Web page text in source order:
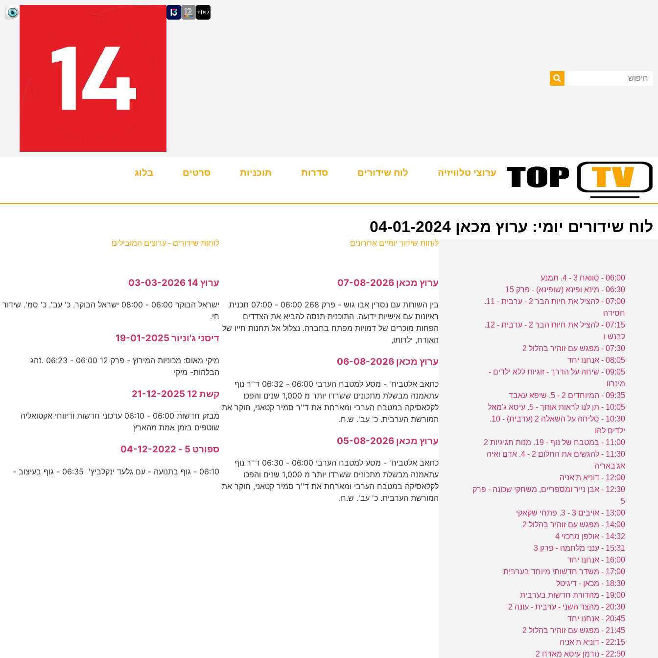
ערוצי טלוויזיה לוח שידורים סדרות תוכניות סרטים בלוג
לוח שידורים יומי: ערוץ מכאן 04-01-2024
06:00 - סוואח 3 - 4. תמנע
06:30 - מינא ופינא (שופינא) - פרק 15
07:00 - להציל את חיות הבר 2 - ערבית - 11.
חסידה
07:15 - להציל את חיות הבר 2 - ערבית - 12.
לבנש ו
07:30 - מפגש עם זוהיר בהלול 2
08:05 - אנחנו יחד
09:05 - שיחה על הדרך - זוגיות ללא ילדים -
מינרוו
09:35 - המיוחדים 2 - 5. שיפא עאבד
10:05 - תן לנו לראות אותך - 5. עיסא ג'מאל
10:30 - סליחה על השאלה 2 (ערבית) - 10.
ילדים להו
11:00 - במטבח של נוף - 19. מנות חגיגיות 2
11:30 - להגשים את החלום 2 - 4. אדם ואיה
אג'באריה
12:00 - דוניא ת'אניה
12:30 - אבן נייר ומספריים, משחקי שכונה - פרק
5
13:00 - אויבים 3 - 3. פתחי שקאקי
14:00 - מפגש עם זוהיר בהלול 2
14:32 - אולפן מרכזי 4
15:31 - ענני מלחמה - פרק 3
16:00 - אנחנו יחד
17:00 - משדר חדשותי מיוחד בערבית
18:30 - מכאן - דיגיטל
19:00 - מהדורת חדשות בערבית
20:30 - מהצד השני - ערבית - עונה 2
20:45 - אנחנו יחד
21:45 - מפגש עם זוהיר בהלול 2
22:15 - דוניא ת'אניה
22:50 - נורמן עיסא מארח 2
לוחות שידור יומיים אחרונים
ערוץ מכאן 07-08-2026
בין השורות עם נסרין אבו גוש - פרק 268 06:00 - 07:00 תכנית
ראיונות עם אישיות ידועה. התוכנית תנסה להביא את הצדדים
הפחות מוכרים של דמויות מפתח בחברה. נצלול אל תחנות חייו של
האורח, ילדותו,
ערוץ מכאן 06-08-2026
כתאב אלטביח' - מסע למטבח הערבי 06:00 - 06:32 ד''ר נוף
עתאמנה מבשלת מתכונים ששרדו יותר מ 1,000 שנים והפכו
לקלאסיקה במטבח הערבי ומארחת את ד''ר סמיר קטאני, חוקר את
המורשת הערבית. כ' עב'. ש.ח.
ערוץ מכאן 05-08-2026
כתאב אלטביח' - מסע למטבח הערבי 06:00 - 06:30 ד''ר נוף
עתאמנה מבשלת מתכונים ששרדו יותר מ 1,000 שנים והפכו
לקלאסיקה במטבח הערבי ומארחת את ד''ר סמיר קטאני, חוקר את
המורשת הערבית. כ' עב'. ש.ח.
לוחות שידורים - ערוצים המובילים
ערוץ 14 03-03-2026
ישראל הבוקר 06:00 - 08:00 ישראל הבוקר. כ' עב'. כ' סמ'. שידור
חי.
דיסני ג'וניור 19-01-2025
מיקי מאוס: מכוניות המירוץ - פרק 12 06:00 - 06:23 .נהג
הבלהות- מיקי
קשת 12 21-12-2025
מבזק חדשות 06:00 - 06:10 עדכוני חדשות ודיווחי אקטואליה
שוטפים בזמן אמת מהארץ
ספורט 5 - 04-12-2022
06:10 - גוף בתנועה - עם גלעד ינקלביץ' 06:35 - גוף בעיצוב -